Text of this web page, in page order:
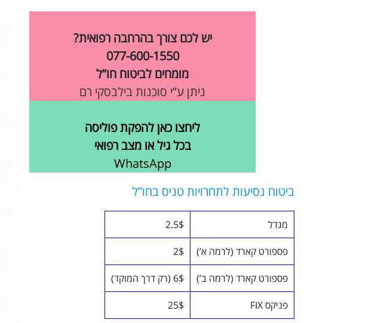
יש לכם צורך בהרחבה רפואית?
077-600-1550
מומחים לביטוח חו”ל
ניתן ע”י סוכנות בילבסקי רם
ליחצו כאן להפקת פוליסה
בכל גיל או מצב רפואי
WhatsApp
ביטוח נסיעות לתחרויות טניס בחו”ל
מגדל 2.5$
פספורט קארד (לרמה א’) 2$
פספורט קארד (לרמה ב’) 6$ (רק דרך המוקד)
פניקס FIX 25$